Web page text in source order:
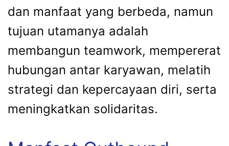
dan manfaat yang berbeda, namun
tujuan utamanya adalah
membangun teamwork, mempererat
hubungan antar karyawan, melatih
strategi dan kepercayaan diri, serta
meningkatkan solidaritas.